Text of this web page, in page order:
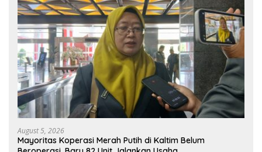
August 5, 2026
Mayoritas Koperasi Merah Putih di Kaltim Belum